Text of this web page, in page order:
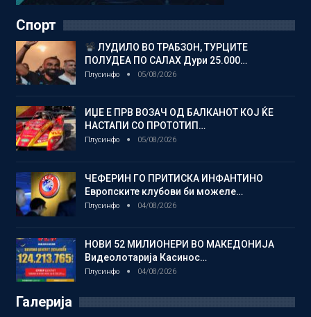
Спорт
ЛУДИЛО ВО ТРАБЗОН, ТУРЦИТЕ
ПОЛУДЕА ПО САЛАХ Дури 25.000…
Плусинфо 05/08/2026
ИЏЕ Е ПРВ ВОЗАЧ ОД БАЛКАНОТ КОЈ ЌЕ
НАСТАПИ СО ПРОТОТИП…
Плусинфо 05/08/2026
ЧЕФЕРИН ГО ПРИТИСКА ИНФАНТИНО
Европските клубови би можеле…
Плусинфо 04/08/2026
НОВИ 52 МИЛИОНЕРИ ВО МАКЕДОНИЈА
Видеолотарија Касинос…
Плусинфо 04/08/2026
Галерија